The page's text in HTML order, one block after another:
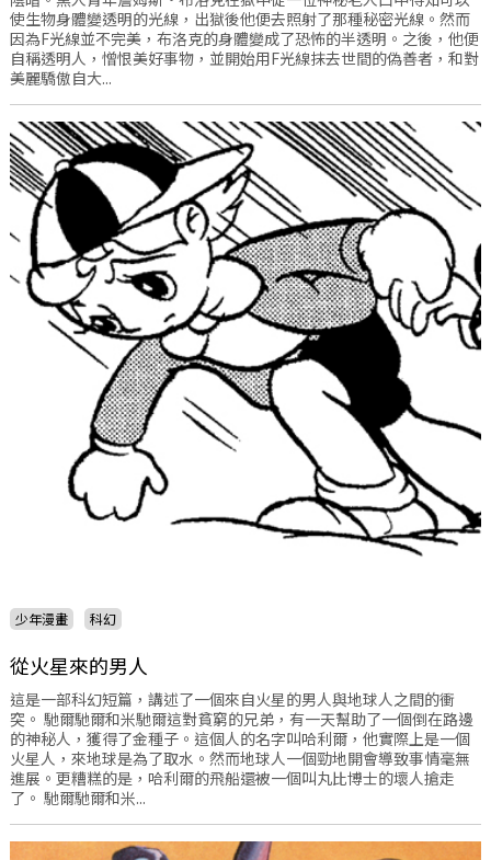
使生物身體變透明的光線，出獄後他便去照射了那種秘密光線。然而
因為F光線並不完美，布洛克的身體變成了恐怖的半透明。之後，他便
自稱透明人，憎恨美好事物，並開始用F光線抹去世間的偽善者，和對
美麗驕傲自大...
少年漫畫 科幻
從火星來的男人
這是一部科幻短篇，講述了一個來自火星的男人與地球人之間的衝
突。 馳爾馳爾和米馳爾這對貧窮的兄弟，有一天幫助了一個倒在路邊
的神秘人，獲得了金種子。這個人的名字叫哈利爾，他實際上是一個
火星人，來地球是為了取水。然而地球人一個勁地開會導致事情毫無
進展。更糟糕的是，哈利爾的飛船還被一個叫丸比博士的壞人搶走
了。 馳爾馳爾和米...